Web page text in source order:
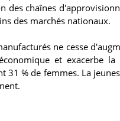
chaînes
des marchés nationaux.
ne cesse
et exacerbe
31 % de femmes. La